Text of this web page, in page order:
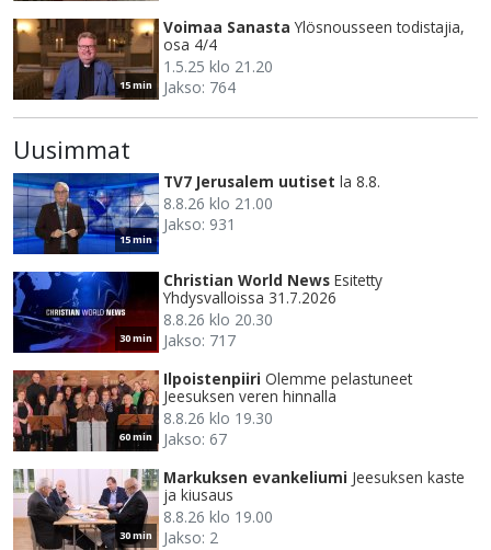
15 min
Voimaa Sanasta Ylösnousseen todistajia,
osa 4/4
1.5.25 klo 21.20
Jakso: 764
Uusimmat
15 min
TV7 Jerusalem uutiset la 8.8.
8.8.26 klo 21.00
Jakso: 931
30 min
Christian World News Esitetty
Yhdysvalloissa 31.7.2026
8.8.26 klo 20.30
Jakso: 717
60 min
Ilpoistenpiiri Olemme pelastuneet
Jeesuksen veren hinnalla
8.8.26 klo 19.30
Jakso: 67
30 min
Markuksen evankeliumi Jeesuksen kaste
ja kiusaus
8.8.26 klo 19.00
Jakso: 2